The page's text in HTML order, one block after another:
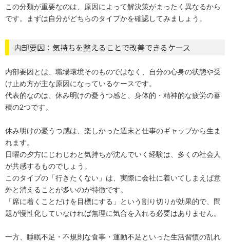
この分類が重要なのは、原因によって解決策がまったく異なるから
です。まずは自分がどちらのタイプかを確認してみましょう。
内部要因：気持ちを整えることで改善できるケース
内部要因とは、職場環境そのものではなく、自分の心身の状態や受
け止め方が主な原因になっているケースです。
代表的なのは、休み明けの憂うつ感と、身体的・精神的な疲労の蓄
積の2つです。
休み明けの憂うつ感は、楽しかった週末と仕事のギャップから生ま
れます。
日曜の夕方にじわじわと気持ちが沈んでいく経験は、多くの社会人
が共感するものでしょう。
このタイプの「行きたくない」は、実際に会社に着いてしまえば意
外と消えることが多いのが特徴です。
「席に着くことだけを目標にする」という割り切りが効果的で、問
題が慢性化していなければ無理に気合を入れる必要はありません。
一方、睡眠不足・不規則な食事・運動不足といった生活習慣の乱れ